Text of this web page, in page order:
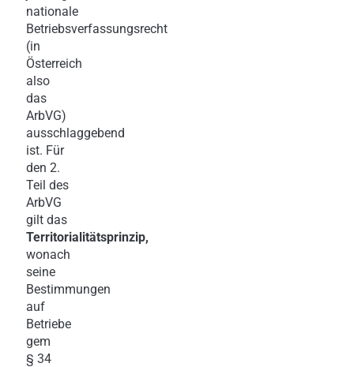
nationale
Betriebsverfassungsrecht
(in
Österreich
also
das
ArbVG)
ausschlaggebend
ist. Für
den 2.
Teil des
ArbVG
gilt das
Territorialitätsprinzip,
wonach
seine
Bestimmungen
auf
Betriebe
gem
§ 34